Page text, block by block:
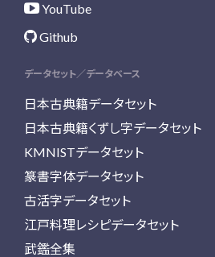
YouTube
Github
データセット／データベース
日本古典籍データセット
日本古典籍くずし字データセット
KMNISTデータセット
篆書字体データセット
古活字データセット
江戸料理レシピデータセット
武鑑全集